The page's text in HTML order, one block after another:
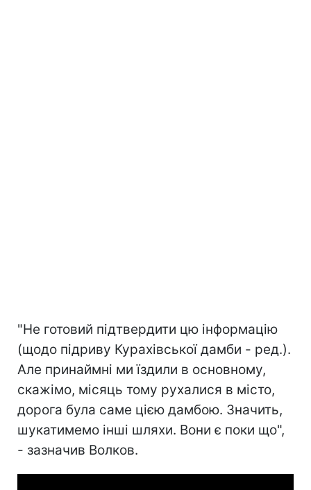
"Не готовий підтвердити цю інформацію
(щодо підриву Курахівської дамби - ред.).
Але принаймні ми їздили в основному,
скажімо, місяць тому рухалися в місто,
дорога була саме цією дамбою. Значить,
шукатимемо інші шляхи. Вони є поки що",
- зазначив Волков.